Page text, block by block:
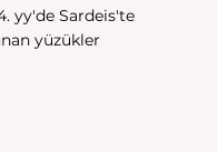
yy'de Sardeis'te
yüzükler